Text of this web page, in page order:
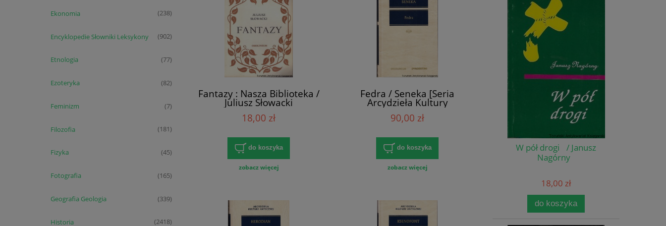
Ekonomia (238)
Encyklopedie Słowniki Leksykony (902)
Etnologia (77)
Ezoteryka (82)
Feminizm (7)
Filozofia (181)
Fizyka (45)
Fotografia (165)
Geografia Geologia (339)
Historia (2418)
Fantazy : Nasza Biblioteka /
Juliusz Słowacki
18,00 zł
do koszyka
zobacz więcej
Fedra / Seneka [Seria
Arcydzieła Kultury
Antycznej]
90,00 zł
do koszyka
zobacz więcej
W pół drogi / Janusz
Nagórny
18,00 zł
do koszyka